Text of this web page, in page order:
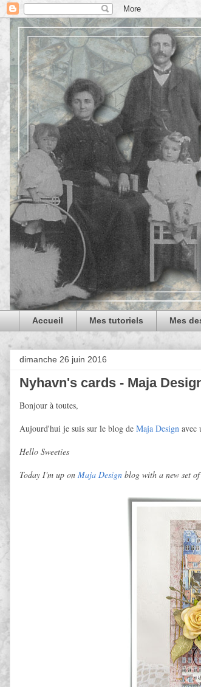
Accueil Mes tutoriels Mes
dimanche 26 juin 2016
Nyhavn's cards - Maja
Bonjour à toutes,
Aujourd'hui je suis sur le blog de Maja Design avec
Hello Sweeties
Today I'm up on Maja Design blog with a new set